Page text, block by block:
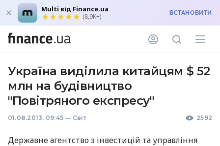
Multi від Finance.ua
(8,9K+) ВСТАНОВИТИ
Україна виділила китайцям $ 52
млн на будівництво
"Повітряного експресу"
01.08.2013, 09:45 — Світ 2592
Державне агентство з інвестицій та управління